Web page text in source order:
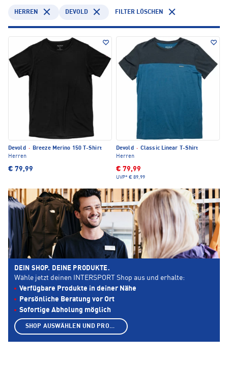
HERREN DEVOLD FILTER LÖSCHEN
Devold ·
Breeze Merino 150 T-Shirt
Herren
€ 79,99
Devold · Classic Linear T-Shirt
Herren
€ 79,99
UVP* € 89,99
DEIN SHOP. DEINE PRODUKTE.
Wähle jetzt deinen INTERSPORT Shop aus und erhalte:
Verfügbare Produkte in deiner Nähe
Persönliche Beratung vor Ort
Sofortige Abholung möglich
SHOP AUSWÄHLEN UND PRODUKTE ANZEIGEN